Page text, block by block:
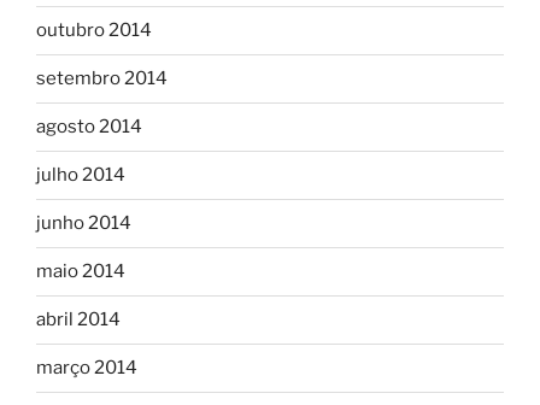
outubro 2014
setembro 2014
agosto 2014
julho 2014
junho 2014
maio 2014
abril 2014
março 2014